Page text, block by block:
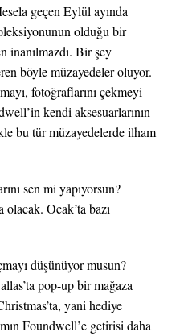
geçen Eylül ayında
olduğu bir
inanılmazdı. Bir şey
böyle müzayedeler oluyor.
fotoğraflarını çekmeyi
kendi aksesuarlarının
bu tür müzayedelerde ilham
sen mi yapıyorsun?
olacak. Ocak’ta bazı
düşünüyor musun?
pop-up bir mağaza
yani hediye
Foundwell’e getirisi daha